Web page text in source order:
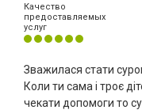
Качество
предоставляемых
услуг
Зважилася стати
Коли ти сама і троє
чекати допомоги то